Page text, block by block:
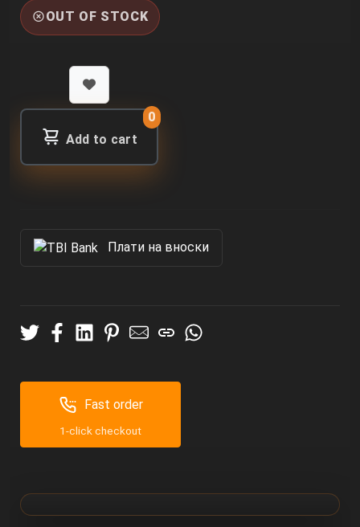
OUT OF STOCK
Add to cart
0
Πлати на вноски
Fast order
1-click checkout